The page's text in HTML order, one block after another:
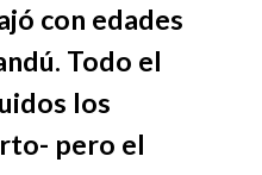
con edades
Todo el
los
pero el